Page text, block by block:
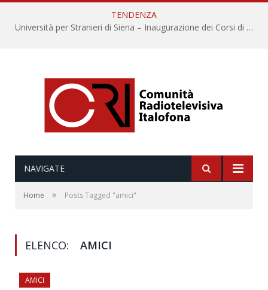
TENDENZA
Università per Stranieri di Siena – Inaugurazione dei Corsi di Lingua e Cultura Italiana, 109a annata
NAVIGATE
Home » Posts Tagged "amici"
ELENCO: AMICI
AMICI